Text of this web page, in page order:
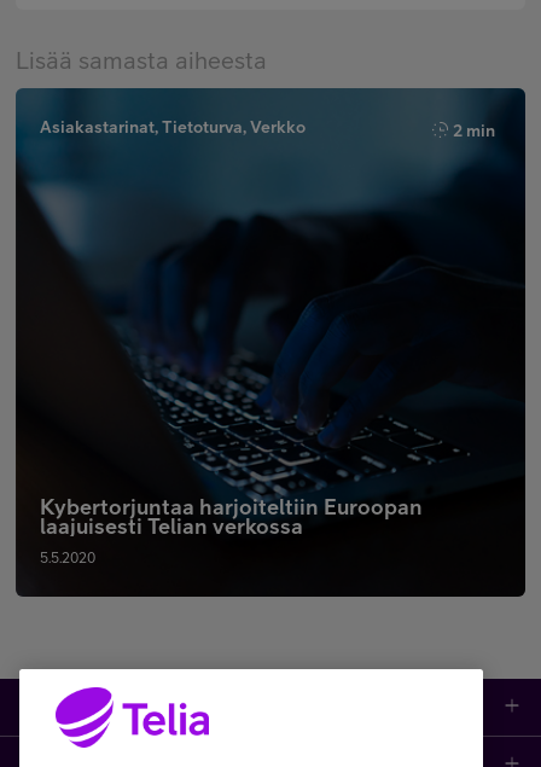
Lisää samasta aiheesta
Asiakastarinat, Tietoturva, Verkko 2 min
Kybertorjuntaa harjoiteltiin Euroopan
laajuisesti Telian verkossa
5.5.2020
Tuotteet